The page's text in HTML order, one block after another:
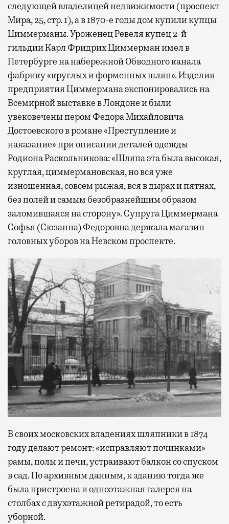
следующей владелицей недвижимости (проспект
Мира, 25, стр. 1), а в 1870-е годы дом купили купцы
Циммерманы. Уроженец Ревеля купец 2-й
гильдии Карл Фридрих Циммерман имел в
Петербурге на набережной Обводного канала
фабрику «круглых и форменных шляп». Изделия
предприятия Циммермана экспонировались на
Всемирной выставке в Лондоне и были
увековечены пером Федора Михайловича
Достоевского в романе «Преступление и
наказание» при описании деталей одежды
Родиона Раскольникова: «Шляпа эта была высокая,
круглая, циммермановская, но вся уже
изношенная, совсем рыжая, вся в дырах и пятнах,
без полей и самым безобразнейшим образом
заломившаяся на сторону». Супруга Циммермана
Софья (Сюзанна) Федоровна держала магазин
головных уборов на Невском проспекте.
В своих московских владениях шляпники в 1874
году делают ремонт: «исправляют починками»
рамы, полы и печи, устраивают балкон со спуском
в сад. По архивным данным, к зданию тогда же
была пристроена и одноэтажная галерея на
столбах с двухэтажной ретирадой, то есть
уборной.